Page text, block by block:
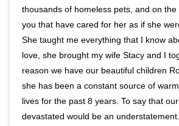
thousands of homeless pets, and on
you that have cared for her as if she
She taught me everything that I know
love, she brought my wife Stacy and I
reason we have our beautiful children
she has been a constant source of
lives for the past 8 years. To say that
devastated would be an